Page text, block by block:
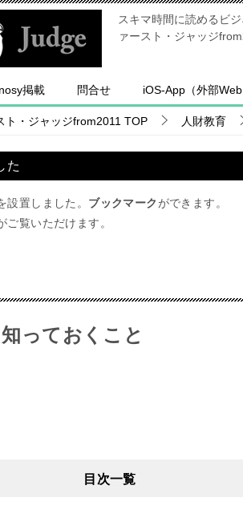
スキマ時間に読めるビ
ァースト・ジャッジ
掲載 問合せ iOS-App（外部Web
・ジャッジfrom2011 TOP 人財教育
た
設置しました。 ブックマーク ができます。
ご覧いただけます。
っておくこと
目次一覧